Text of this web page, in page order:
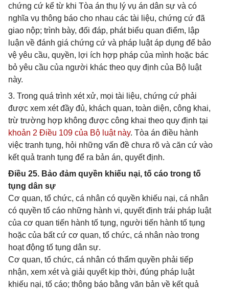
chứng cứ kể từ khi Tòa án thụ lý vụ án dân sự và có
nghĩa vụ thông báo cho nhau các tài liệu, chứng cứ đã
giao nộp; trình bày, đối đáp, phát biểu quan điểm, lập
luận về đánh giá chứng cứ và pháp luật áp dụng để bảo
vệ yêu cầu, quyền, lợi ích hợp pháp của mình hoặc bác
bỏ yêu cầu của người khác theo quy định của Bộ luật
này.
3. Trong quá trình xét xử, mọi tài liệu, chứng cứ phải
được xem xét đầy đủ, khách quan, toàn diện, công khai,
trừ trường hợp không được công khai theo quy định tại
khoản 2 Điều 109 của Bộ luật này. Tòa án điều hành
việc tranh tụng, hỏi những vấn đề chưa rõ và căn cứ vào
kết quả tranh tụng để ra bản án, quyết định.
Điều 25. Bảo đảm quyền khiếu nại, tố cáo trong tố
tụng dân sự
Cơ quan, tổ chức, cá nhân có quyền khiếu nại, cá nhân
có quyền tố cáo những hành vi, quyết định trái pháp luật
của cơ quan tiến hành tố tụng, người tiến hành tố tụng
hoặc của bất cứ cơ quan, tổ chức, cá nhân nào trong
hoạt động tố tụng dân sự.
Cơ quan, tổ chức, cá nhân có thẩm quyền phải tiếp
nhận, xem xét và giải quyết kịp thời, đúng pháp luật
khiếu nại, tố cáo; thông báo bằng văn bản về kết quả